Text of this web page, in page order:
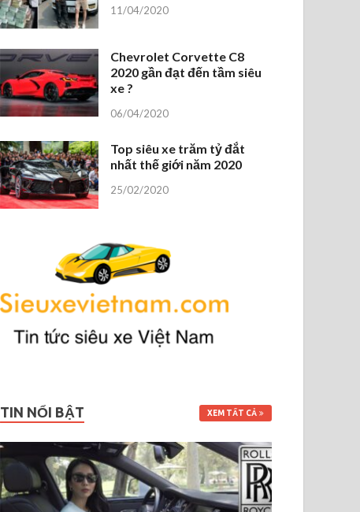
11/04/2020
Chevrolet Corvette C8
2020 gần đạt đến tầm siêu
xe ?
06/04/2020
Top siêu xe trăm tỷ đắt
nhất thế giới năm 2020
25/02/2020
TIN NỔI BẬT XEM TẤT CẢ